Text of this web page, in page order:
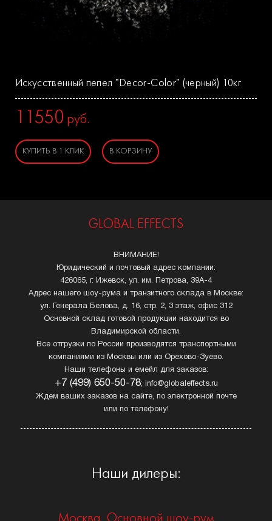
Искусственный пепел "Decor-Color" (черный) 10кг
11550 руб.
КУПИТЬ В 1 КЛИК В КОРЗИНУ
GLOBAL EFFECTS
ВНИМАНИЕ!
Юридический и почтовый адрес компании:
426065, г. Ижевск, ул. им. Петрова, 39А-4
Адрес нашего шоу-рума и транзитного склада в Москве:
ул. Генерала Белова, д. 16, стр. 2, 3 этаж, офис 312
Основной склад готовой продукции находится во
Владимирской области.
Все отгрузки по России производятся транспортными
компаниями из Москвы или из Орехово-Зуево.
Наши телефоны и емейл для заказов:
+7 (499) 650-50-78; info@globaleffects.ru
Ждем ваших заказов на сайте, по электронной почте
или по телефону!
Наши дилеры:
Москва. Основной шоу-рум